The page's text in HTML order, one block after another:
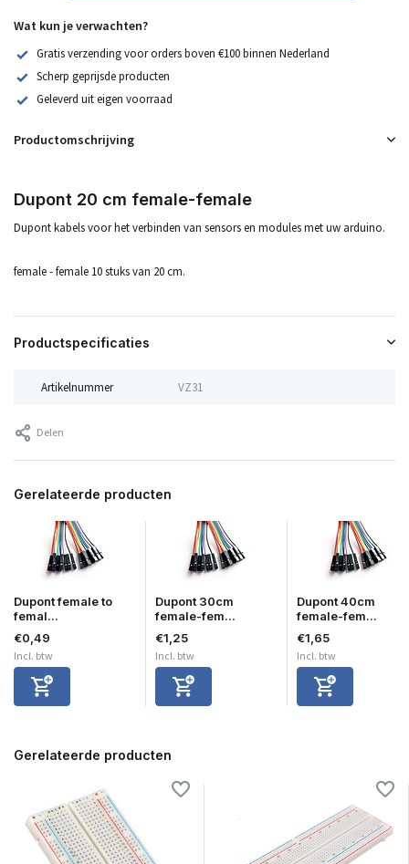
Wat kun je verwachten?
Gratis verzending voor orders boven €100 binnen Nederland
Scherp geprijsde producten
Geleverd uit eigen voorraad
Productomschrijving
Dupont 20 cm female-female
Dupont kabels voor het verbinden van sensors en modules met uw arduino.
female - female 10 stuks van 20 cm.
Productspecificaties
Artikelnummer VZ31
Delen
Gerelateerde producten
Dupont female to
femal...
€0,49
Incl. btw
Dupont 30cm
female-fem...
€1,25
Incl. btw
Dupont 40cm
female-fem...
€1,65
Incl. btw
Gerelateerde producten